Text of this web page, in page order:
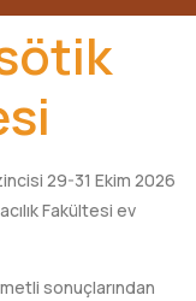
29-31 Ekim 2026
Fakültesi ev
sonuçlarından